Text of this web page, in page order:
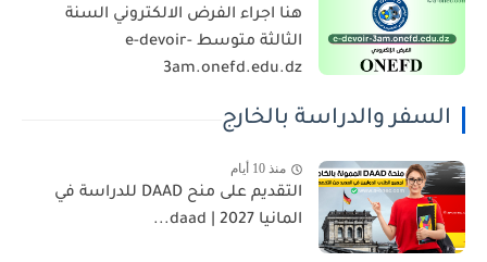
هنا اجراء الفرض الالكتروني السنة
الثالثة متوسط e-devoir-
3am.onefd.edu.dz
السفر والدراسة بالخارج
منذ 10 أيام
التقديم على منح DAAD للدراسة في
المانيا 2027 | daad...